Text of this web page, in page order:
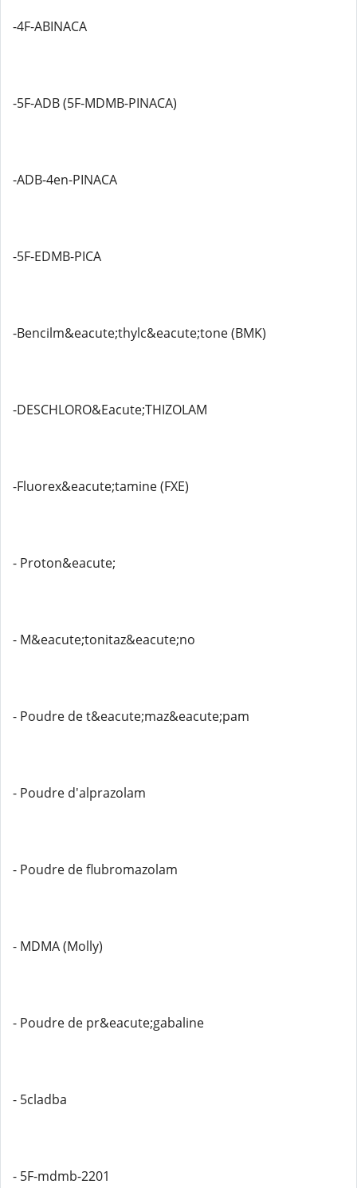
-4F-ABINACA
-5F-ADB (5F-MDMB-PINACA)
-ADB-4en-PINACA
-5F-EDMB-PICA
-Bencilm&eacute;thylc&eacute;tone (BMK)
-DESCHLORO&Eacute;THIZOLAM
-Fluorex&eacute;tamine (FXE)
- Proton&eacute;
- M&eacute;tonitaz&eacute;no
- Poudre de t&eacute;maz&eacute;pam
- Poudre d'alprazolam
- Poudre de flubromazolam
- MDMA (Molly)
- Poudre de pr&eacute;gabaline
- 5cladba
- 5F-mdmb-2201